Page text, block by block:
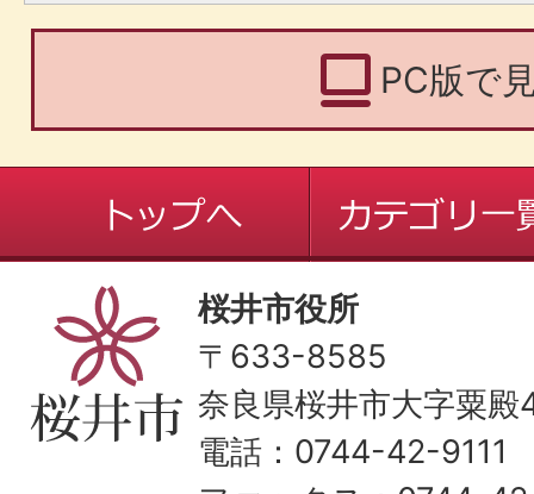
PC版で
桜井市役所
〒633-8585
奈良県桜井市大字粟
電話：0744-42-9111